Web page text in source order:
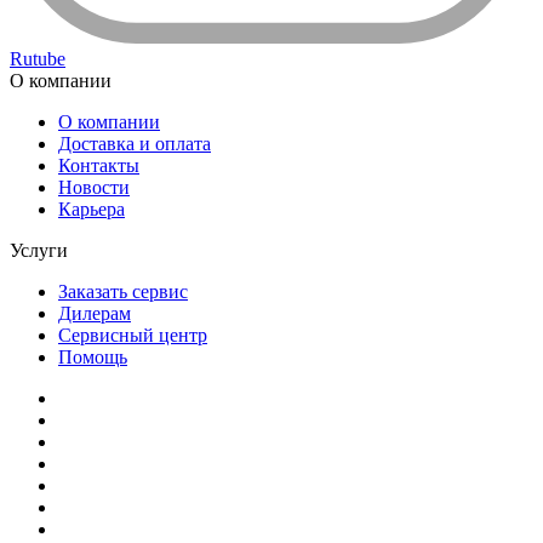
Rutube
О компании
О компании
Доставка и оплата
Контакты
Новости
Карьера
Услуги
Заказать сервис
Дилерам
Сервисный центр
Помощь